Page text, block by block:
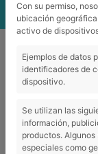
MENU
Dans le camping_
Con su permiso,
ubicación
activo de
Ejemplos de datos
identificadores de
dispositivo.
Se utilizan las
información,
productos.
especiales como